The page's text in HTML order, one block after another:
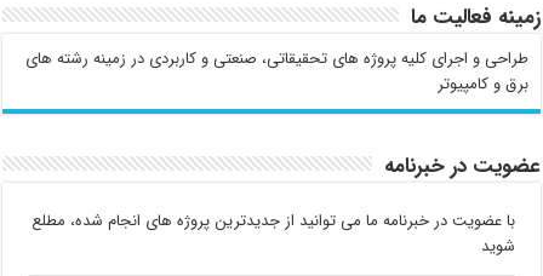
زمینه فعالیت ما
طراحی و اجرای کلیه پروژه های تحقیقاتی، صنعتی و کاربردی در زمینه رشته های
برق و کامپیوتر
عضویت در خبرنامه
با عضویت در خبرنامه ما می توانید از جدیدترین پروژه های انجام شده، مطلع
شوید